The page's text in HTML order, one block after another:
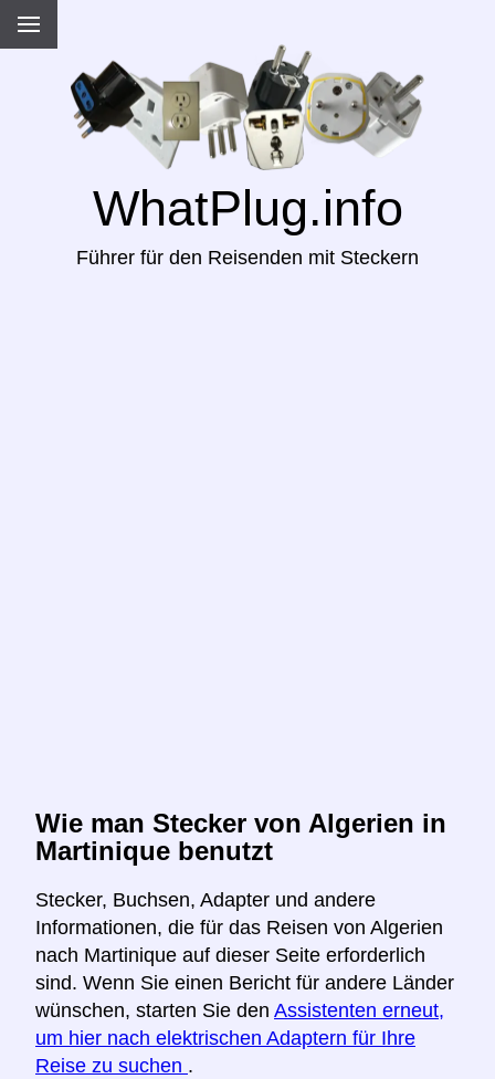
WhatPlug.info
Führer für den Reisenden mit Steckern
Wie man Stecker von Algerien in
Martinique benutzt
Stecker, Buchsen, Adapter und andere
Informationen, die für das Reisen von Algerien
nach Martinique auf dieser Seite erforderlich
sind. Wenn Sie einen Bericht für andere Länder
wünschen, starten Sie den Assistenten erneut,
um hier nach elektrischen Adaptern für Ihre
Reise zu suchen .